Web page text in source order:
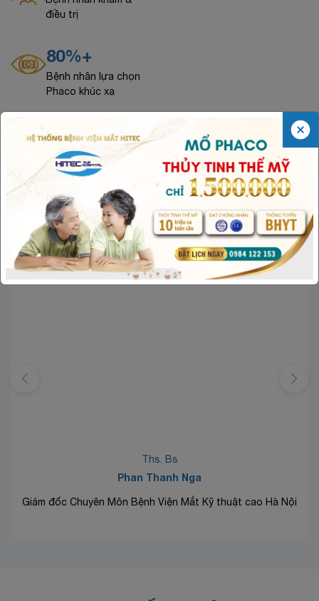
điều trị
80%+
Bệnh nhân lựa chọn
Phaco khúc xạ
CHUYÊN GIA - BÁC SĨ ĐẦU NGÀNH
Ths. Bs
Phan Thanh Nga
Giám đốc Chuyên Môn Bệnh Viện Mắt Kỹ thuật cao Hà Nội